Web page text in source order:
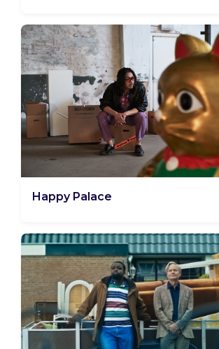
Happy Palace